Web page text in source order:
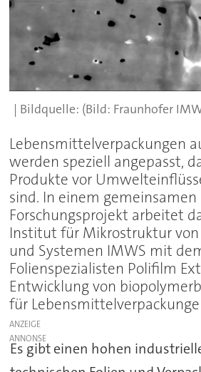
(Bild: Fraunhofer
Lebensmittelverpackungen
werden speziell angepasst,
Produkte vor
sind. In einem gemeinsamen
Forschungsprojekt arbeitet
Institut für Mikrostruktur
und Systemen IMWS mit
Folienspezialisten Polifilm
Entwicklung von
für
ANZEIGE
Es gibt einen hohen